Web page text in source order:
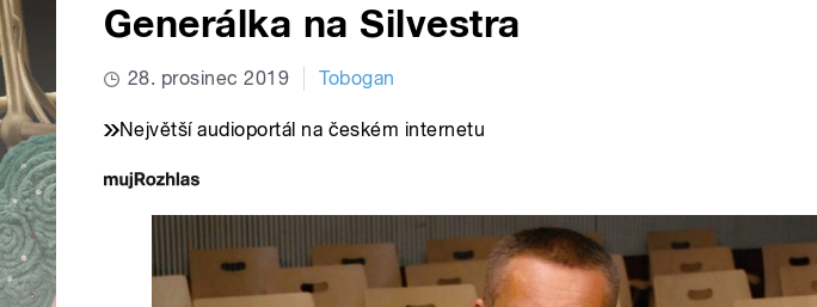
Generálka na Silvestra
28. prosinec 2019 Tobogan
Největší audioportál na českém internetu